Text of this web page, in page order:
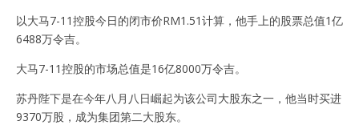
以大马7-11控股今日的闭市价RM1.51计算，他手上的股票总值1亿
6488万令吉。
大马7-11控股的市场总值是16亿8000万令吉。
苏丹陛下是在今年八月八日崛起为该公司大股东之一，他当时买进
9370万股，成为集团第二大股东。